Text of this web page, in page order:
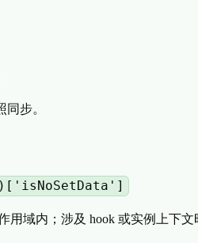
同步。
用域内；涉及 hook 或实例上下